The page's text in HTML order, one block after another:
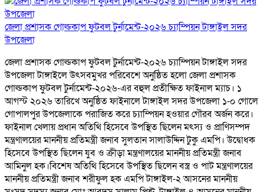
জেলা প্রশাসক গোল্ডকাপ ফুটবল টুর্নামেন্ট-২০২৬ চ্যাম্পিয়ন টাঙ্গাইল সদর
উপজেলা
জেলা প্রশাসক গোল্ডকাপ ফুটবল টুর্নামেন্ট-২০২৬ চ্যাম্পিয়ন টাঙ্গাইল সদর
উপজেলা টাঙ্গাইলে উৎসবমুখর পরিবেশে অনুষ্ঠিত হলো জেলা প্রশাসক
গোল্ডকাপ ফুটবল টুর্নামেন্ট-২০২৬-এর বহুল প্রতীক্ষিত ফাইনাল ম্যাচ। ১
আগস্ট ২০২৬ তারিখে অনুষ্ঠিত ফাইনালে টাঙ্গাইল সদর উপজেলা ১-০ গোলে
গোপালপুর উপজেলাকে পরাজিত করে চ্যাম্পিয়ন হওয়ার গৌরব অর্জন করে।
ফাইনাল খেলায় প্রধান অতিথি হিসেবে উপস্থিত ছিলেন মৎস্য ও প্রাণিসম্পদ
মন্ত্রণালয়ের মাননীয় প্রতিমন্ত্রী জনাব সুলতান সালাউদ্দিন টুকু এমপি। উদ্বোধক
হিসেবে উপস্থিত ছিলেন যুব ও ক্রীড়া মন্ত্রণালয়ের মাননীয় প্রতিমন্ত্রী জনাব
আমিনুল হক।বিশেষ অতিথি হিসেবে উপস্থিত ছিলেন বস্ত্র ও পাট মন্ত্রণালয়ের
মাননীয় প্রতিমন্ত্রী জনাব শরীফুল হক এমপি টাঙ্গাইল-২ আসনের মাননীয়